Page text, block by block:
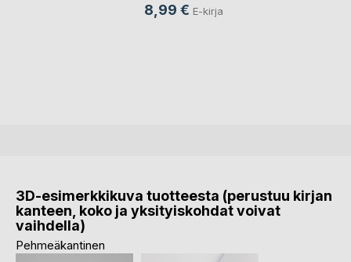
8,99 € E-kirja
3D-esimerkkikuva tuotteesta (perustuu kirjan
kanteen, koko ja yksityiskohdat voivat
vaihdella)
Pehmeäkantinen